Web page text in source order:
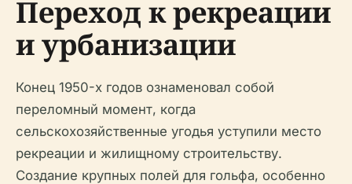
Переход к рекреации
и урбанизации
Конец 1950-х годов ознаменовал собой
переломный момент, когда
сельскохозяйственные угодья уступили место
рекреации и жилищному строительству.
Создание крупных полей для гольфа, особенно